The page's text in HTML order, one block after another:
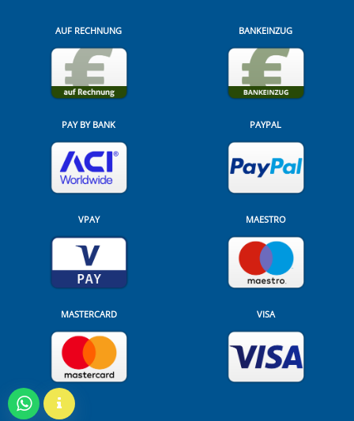
AUF RECHNUNG BANKEINZUG
PAY BY BANK PAYPAL
VPAY MAESTRO
MASTERCARD VISA